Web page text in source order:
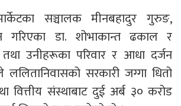
सञ्चालक मीनबहादुर गुरुङ,
गरिएका डा. शोभाकान्त ढकाल र
उनीहरूका परिवार र आधा दर्जन
ललितानिवासको सरकारी जग्गा धितो
वित्तीय संस्थाबाट दुई अर्ब ३० करोड